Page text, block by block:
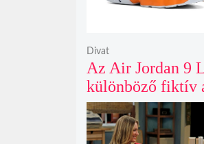
Az Air Jordan 9
különböző fiktív
gyúr egyetlen
dizájnba
Divat